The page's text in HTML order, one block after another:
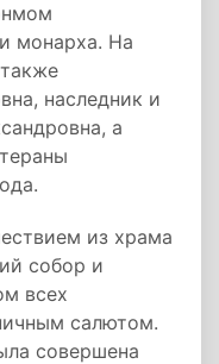
монарха. На
наследник и
а
из храма
собор и
всех
салютом.
совершена